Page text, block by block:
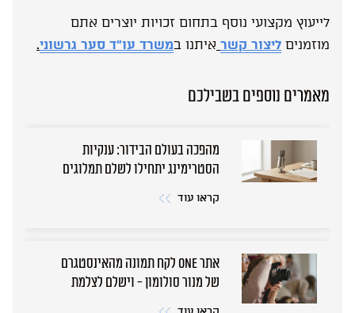
לייעוץ מקצועי נוסף בתחום זכויות יוצרים אתם
מוזמנים ליצור קשר איתנו במשרד עו”ד סער גרשוני.
מאמרים נוספים בשבילכם
מהפכה בעולם הבידור: ענקיות
הסטרימינג יתחילו לשלם תמלוגים
קראו עוד
אתר ONE לקח תמונה מהאינסטגרם
של מנור סולומון - וישלם לצלמת